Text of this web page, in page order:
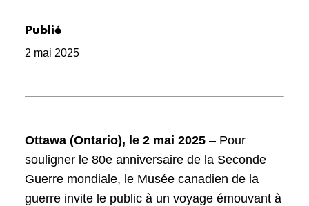
Publié
2 mai 2025
Ottawa (Ontario), le 2 mai 2025 – Pour
souligner le 80e anniversaire de la Seconde
Guerre mondiale, le Musée canadien de la
guerre invite le public à un voyage émouvant à